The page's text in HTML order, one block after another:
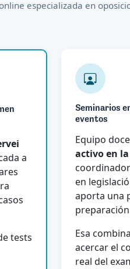
especializada en
a
tests
Seminarios
eventos
Equipo
activo en
en
aporta una
Esa
acercar el
real del